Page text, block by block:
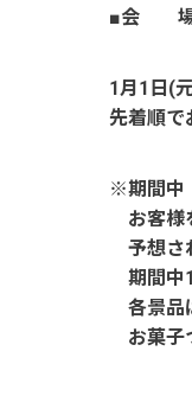
■会 場
1月1日(
先着順で
※期間中
お客様
予想さ
期間中1
各景品
お菓子